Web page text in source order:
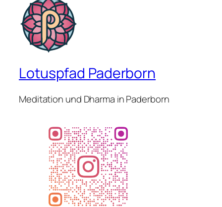
Lotuspfad Paderborn
Meditation und Dharma in Paderborn